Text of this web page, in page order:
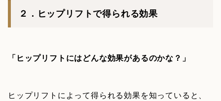
２．ヒップリフトで得られる効果
「ヒップリフトにはどんな効果があるのかな？」
ヒップリフトによって得られる効果を知っていると、